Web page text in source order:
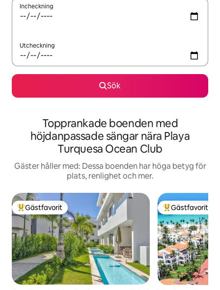
Incheckning
Utcheckning
Sök
Topprankade boenden med
höjdanpassade sängar nära Playa
Turquesa Ocean Club
Gäster håller med: Dessa boenden har höga betyg för
plats, renlighet och mer.
Populär gästfavorit
Gästfavorit Populär
Gästfavorit